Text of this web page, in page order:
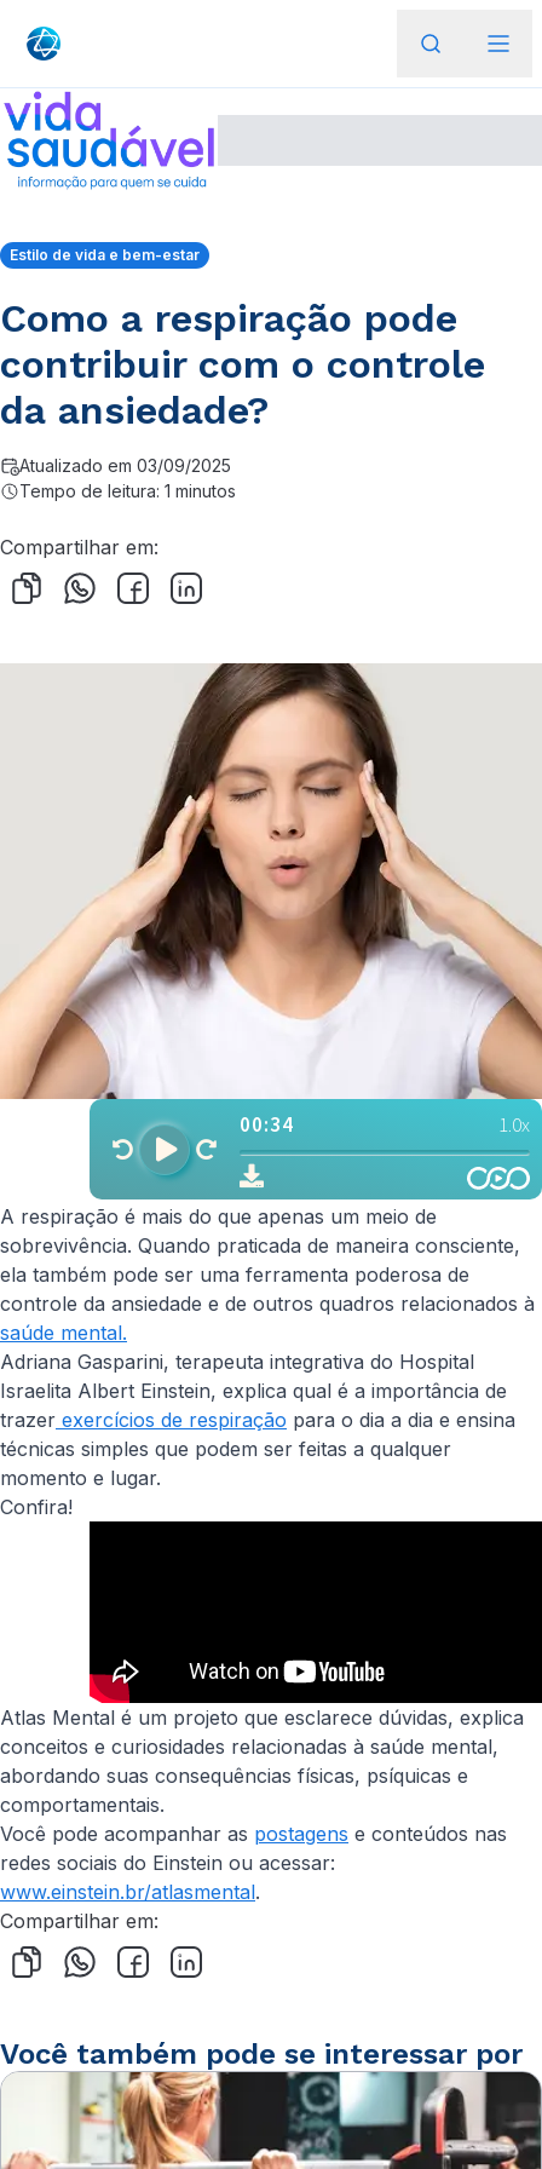
Estilo de vida e bem-estar
Como a respiração pode
contribuir com o controle
da ansiedade?
Atualizado em 03/09/2025
Tempo de leitura: 1 minutos
Compartilhar em:
A respiração é mais do que apenas um meio de
sobrevivência. Quando praticada de maneira consciente,
ela também pode ser uma ferramenta poderosa de
controle da ansiedade e de outros quadros relacionados à
saúde mental.
Adriana Gasparini, terapeuta integrativa do Hospital
Israelita Albert Einstein, explica qual é a importância de
trazer exercícios de respiração para o dia a dia e ensina
técnicas simples que podem ser feitas a qualquer
momento e lugar.
Confira!
Atlas Mental é um projeto que esclarece dúvidas, explica
conceitos e curiosidades relacionadas à saúde mental,
abordando suas consequências físicas, psíquicas e
comportamentais.
Você pode acompanhar as postagens e conteúdos nas
redes sociais do Einstein ou acessar:
www.einstein.br/atlasmental.
Compartilhar em:
Você também pode se interessar por